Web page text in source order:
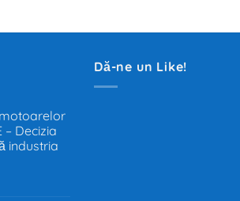
– Decizia
industria
Dă-ne un Like!